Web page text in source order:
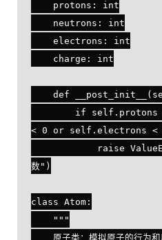
< 0 or self.electrons <
数")
class Atom: